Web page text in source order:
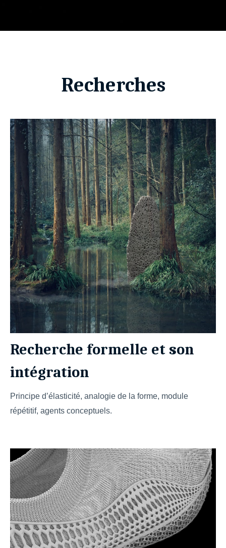
Recherches
Recherche formelle et son
intégration
Principe d’élasticité, analogie de la forme, module
répétitif, agents conceptuels.